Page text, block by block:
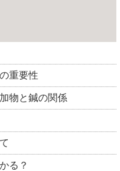
重要性
物と鍼の関係
る？